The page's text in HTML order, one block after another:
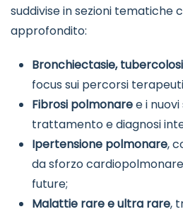
suddivise in sezioni tematiche
approfondito:
Bronchiectasie,
focus sui percorsi
Fibrosi polmonaree i
trattamento e diagnosi
Ipertensione polmonare,
da sforzo
future;
Malattie rare e ultra rare,